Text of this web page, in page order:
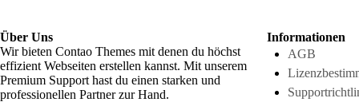
Über Uns
Wir bieten Contao Themes mit denen du höchst
effizient Webseiten erstellen kannst. Mit unserem
Premium Support hast du einen starken und
professionellen Partner zur Hand.
Informationen
AGB